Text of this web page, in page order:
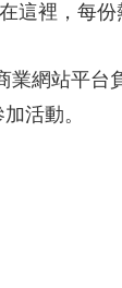
裡，每份
網站平台
活動。